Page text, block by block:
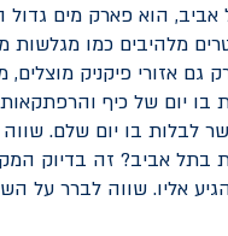
הוא פארק מים גדול
מלהיבים כמו מגלשות
אזורי פיקניק מוצלים,
בו יום של כיף
לבלות בו יום שלם.
בתל אביב? זה בדיוק
אליו. שווה לברר על